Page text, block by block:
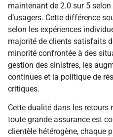
maintenant de 2.0 sur 5
d’usagers. Cette différence
selon les expériences
majorité de clients satisfaits
minorité confrontée à des
gestion des sinistres, les
continues et la politique de
critiques.
Cette dualité dans les retours
toute grande assurance est
clientèle hétérogène, chaque